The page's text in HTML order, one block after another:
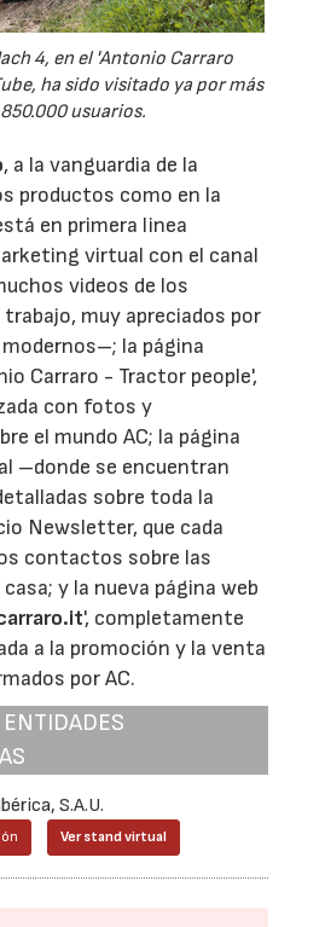
4, en el 'Antonio Carraro
ha sido visitado ya por más
usuarios.
, a la vanguardia de la
productos como en la
en primera linea
virtual con el canal
videos de los
muy apreciados por
la página
Carraro - Tractor people',
con fotos y
el mundo AC; la página
–donde se encuentran
sobre toda la
Newsletter, que cada
contactos sobre las
y la nueva página web
', completamente
a la promoción y la venta
por AC.
S.A.U.
Ver stand virtual